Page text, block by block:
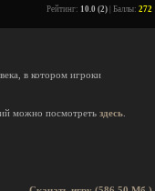
Рейтинг: 10.0 (2) | Баллы: 272
в котором игроки
можно посмотреть здесь